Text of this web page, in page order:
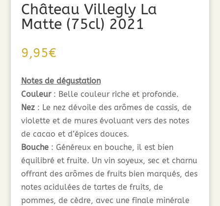
Château Villegly La
Matte (75cl) 2021
9,95€
Notes de dégustation
Couleur: Belle couleur riche et profonde.
Nez: Le nez dévoile des arômes de cassis, de
violette et de mures évoluant vers des notes
de cacao et d’épices douces.
Bouche: Généreux en bouche, il est bien
équilibré et fruite. Un vin soyeux, sec et charnu
offrant des arômes de fruits bien marqués, des
notes acidulées de tartes de fruits, de
pommes, de cèdre, avec une finale minérale